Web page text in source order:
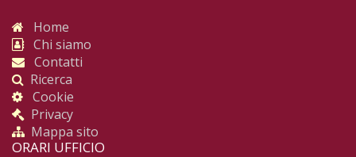
Home
Chi siamo
Contatti
Ricerca
Cookie
Privacy
Mappa sito
ORARI UFFICIO